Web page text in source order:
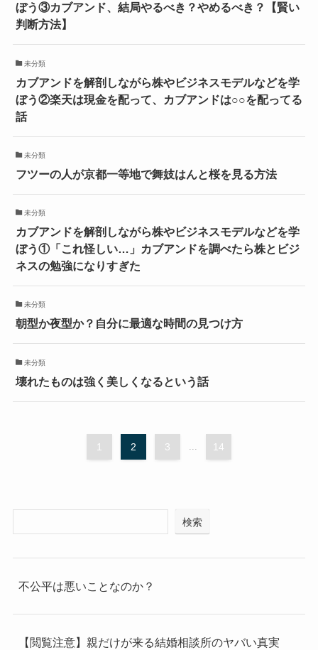
ぼう③カブアンド、結局やるべき？やめるべき？【賢い
判断方法】
未分類
カブアンドを解剖しながら株やビジネスモデルなどを学
ぼう②楽天は現金を配って、カブアンドは○○を配ってる
話
未分類
フツーの人が京都一等地で舞妓はんと桜を見る方法
未分類
カブアンドを解剖しながら株やビジネスモデルなどを学
ぼう①「これ怪しい…」カブアンドを調べたら株とビジ
ネスの勉強になりすぎた
未分類
朝型か夜型か？自分に最適な時間の見つけ方
未分類
壊れたものは強く美しくなるという話
1 2 3 14
検索
不公平は悪いことなのか？
【閲覧注意】親だけが来る結婚相談所のヤバい真実